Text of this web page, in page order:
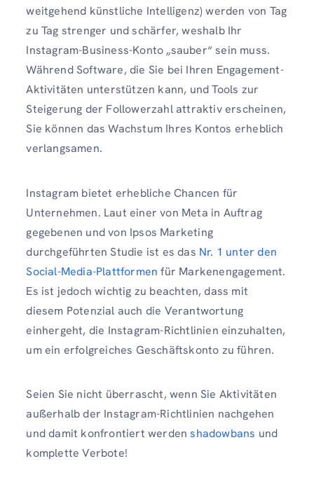
weitgehend künstliche Intelligenz) werden von Tag
zu Tag strenger und schärfer, weshalb Ihr
Instagram-Business-Konto „sauber“ sein muss.
Während Software, die Sie bei Ihren Engagement-
Aktivitäten unterstützen kann, und Tools zur
Steigerung der Followerzahl attraktiv erscheinen,
Sie können das Wachstum Ihres Kontos erheblich
verlangsamen.
Instagram bietet erhebliche Chancen für
Unternehmen. Laut einer von Meta in Auftrag
gegebenen und von Ipsos Marketing
durchgeführten Studie ist es das Nr. 1 unter den
Social-Media-Plattformen für Markenengagement.
Es ist jedoch wichtig zu beachten, dass mit
diesem Potenzial auch die Verantwortung
einhergeht, die Instagram-Richtlinien einzuhalten,
um ein erfolgreiches Geschäftskonto zu führen.
Seien Sie nicht überrascht, wenn Sie Aktivitäten
außerhalb der Instagram-Richtlinien nachgehen
und damit konfrontiert werdenshadowbans und
komplette Verbote!